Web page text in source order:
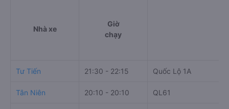
Nhà xe
Giờ
chạy
Tư Tiến 21:30 - 22:15 Quốc Lộ 1A
Tân Niên 20:10 - 20:10 QL61